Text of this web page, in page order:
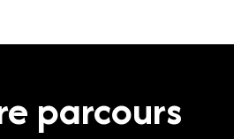
parcours